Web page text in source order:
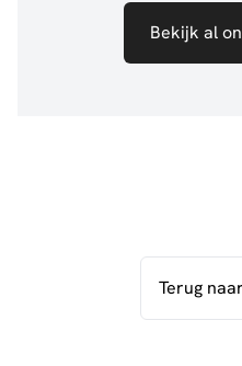
Bekijk al
Terug